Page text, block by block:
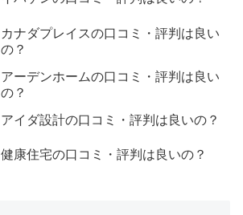
カナダプレイスの口コミ・評判は良い
の？
アーデンホームの口コミ・評判は良い
の？
アイダ設計の口コミ・評判は良いの？
健康住宅の口コミ・評判は良いの？